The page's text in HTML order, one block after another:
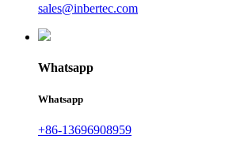
sales@inbertec.com
Whatsapp
Whatsapp
+86-13696908959